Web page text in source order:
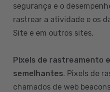
segurança e o
rastrear a atividade e os
Site e em outros sites.
Pixels de rastreamento
semelhantes. Pixels de
chamados de web